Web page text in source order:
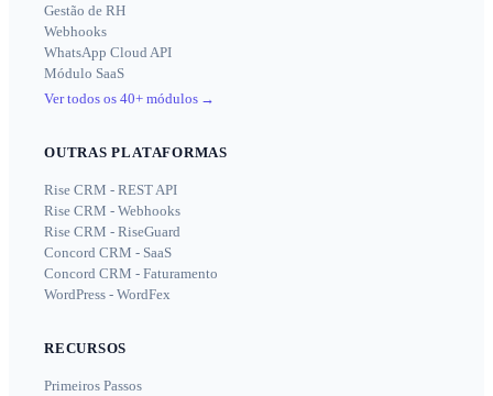
Gestão de RH
Webhooks
WhatsApp Cloud API
Módulo SaaS
Ver todos os 40+ módulos →
OUTRAS PLATAFORMAS
Rise CRM - REST API
Rise CRM - Webhooks
Rise CRM - RiseGuard
Concord CRM - SaaS
Concord CRM - Faturamento
WordPress - WordFex
RECURSOS
Primeiros Passos